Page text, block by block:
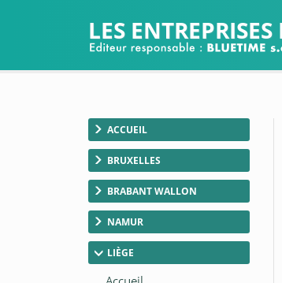
LES
ACCUEIL
BRUXELLES
BRABANT WALLON
NAMUR
LIÈGE